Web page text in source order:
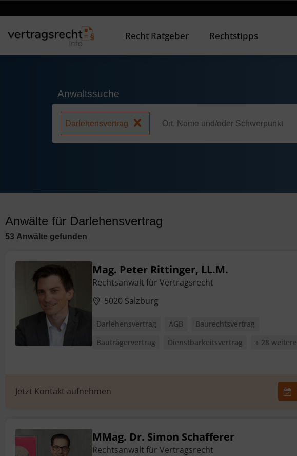
Recht Ratgeber Rechtstipps
Anwaltssuche
Darlehensvertrag
Anwälte für Darlehensvertrag
53 Anwälte gefunden
Mag. Peter Rittinger, LL.M.
Rechtsanwalt für Vertragsrecht
5020 Salzburg
Darlehensvertrag AGB
Baurechtsvertrag
Bauträgervertrag
Dienstbarkeitsvertrag + 28 weitere
Jetzt Kontakt aufnehmen
MMag. Dr. Simon Schafferer
Rechtsanwalt für Vertragsrecht